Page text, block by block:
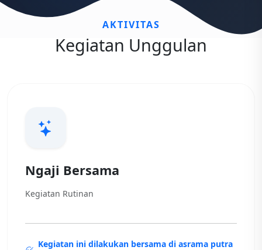
AKTIVITAS
Kegiatan Unggulan
Ngaji Bersama
Kegiatan Rutinan
Kegiatan ini dilakukan bersama di asrama putra